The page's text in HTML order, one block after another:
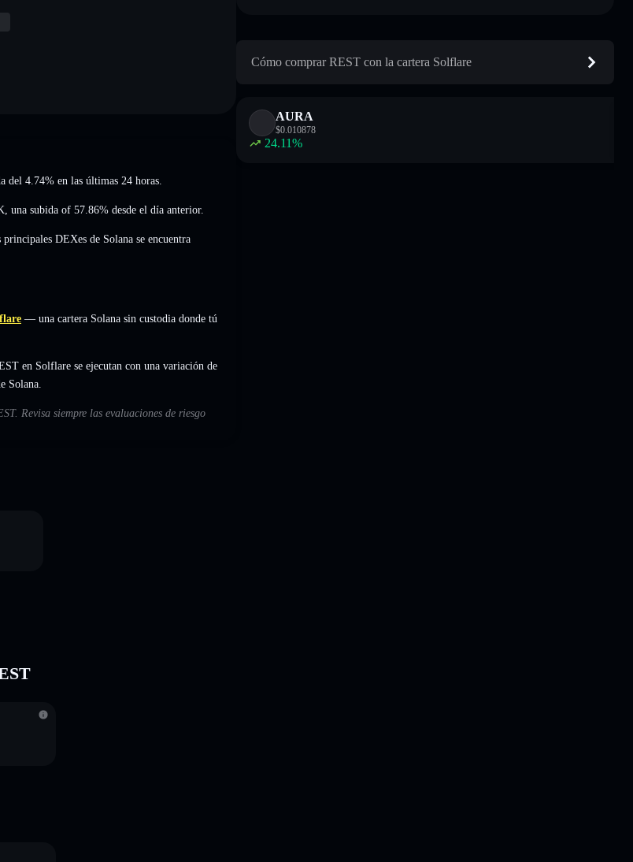
del 4.74% en las últimas 24 horas.
una subida of 57.86% desde el día anterior.
principales DEXes de Solana se encuentra
— una cartera Solana sin custodia donde tú
en Solflare se ejecutan con una variación de
Solana.
Revisa siempre las evaluaciones de riesgo
Cómo comprar REST con la cartera Solflare
AURA
$0.010878
24.11%